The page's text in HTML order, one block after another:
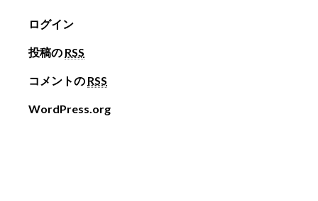
ログイン
投稿の RSS
コメントの RSS
WordPress.org